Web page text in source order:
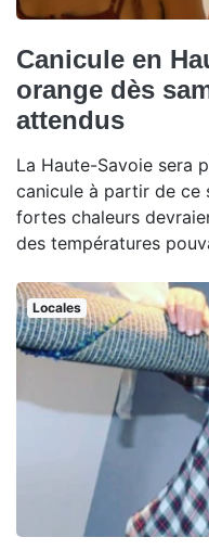
Canicule en
orange dès
attendus
La Haute-Savoie sera
canicule à partir de ce
fortes chaleurs
des températures
Locales